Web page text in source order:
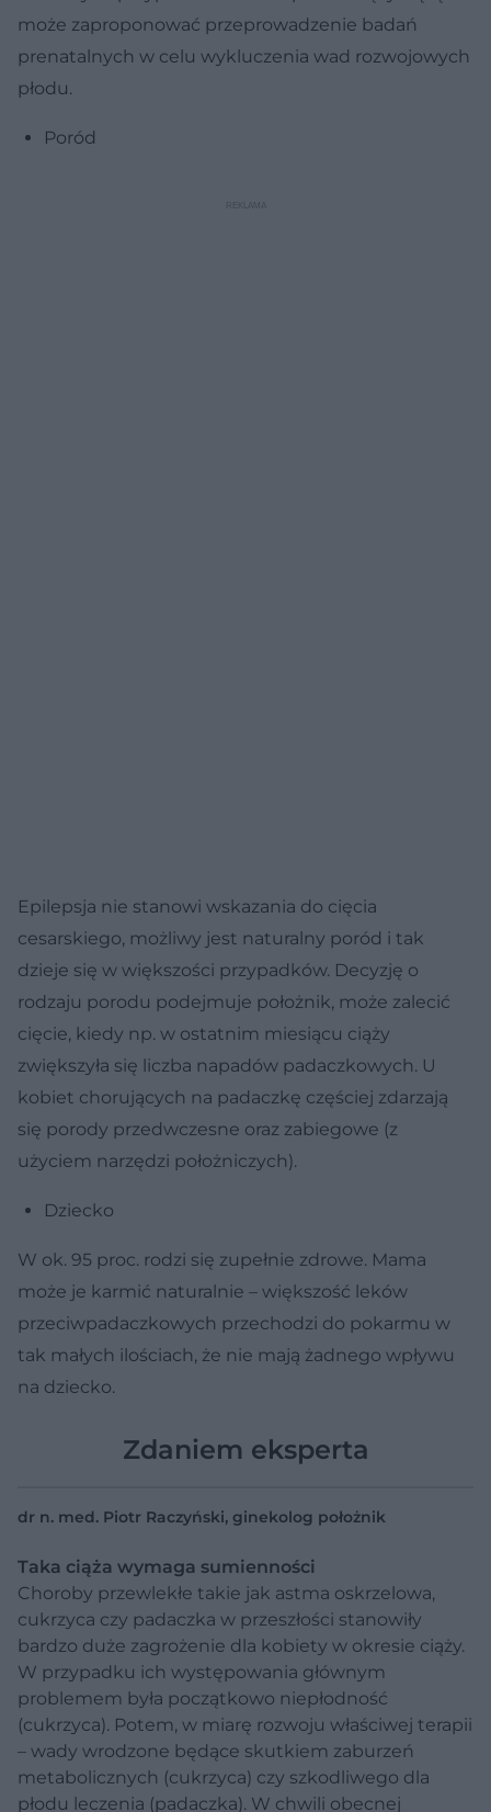
może zaproponować przeprowadzenie badań
prenatalnych w celu wykluczenia wad rozwojowych
płodu.
Poród
Epilepsja nie stanowi wskazania do cięcia
cesarskiego, możliwy jest naturalny poród i tak
dzieje się w większości przypadków. Decyzję o
rodzaju porodu podejmuje położnik, może zalecić
cięcie, kiedy np. w ostatnim miesiącu ciąży
zwiększyła się liczba napadów padaczkowych. U
kobiet chorujących na padaczkę częściej zdarzają
się porody przedwczesne oraz zabiegowe (z
użyciem narzędzi położniczych).
Dziecko
W ok. 95 proc. rodzi się zupełnie zdrowe. Mama
może je karmić naturalnie – większość leków
przeciwpadaczkowych przechodzi do pokarmu w
tak małych ilościach, że nie mają żadnego wpływu
na dziecko.
Zdaniem eksperta
dr n. med. Piotr Raczyński, ginekolog położnik
Taka ciąża wymaga sumienności
Choroby przewlekłe takie jak astma oskrzelowa,
cukrzyca czy padaczka w przeszłości stanowiły
bardzo duże zagrożenie dla kobiety w okresie ciąży.
W przypadku ich występowania głównym
problemem była początkowo niepłodność
(cukrzyca). Potem, w miarę rozwoju właściwej terapii
– wady wrodzone będące skutkiem zaburzeń
metabolicznych (cukrzyca) czy szkodliwego dla
płodu leczenia (padaczka). W chwili obecnej